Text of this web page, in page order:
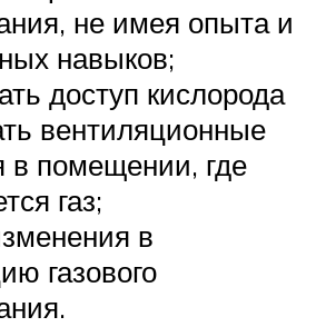
не имея опыта и
навыков;
доступ кислорода
вентиляционные
в помещении, где
газ;
в
газового